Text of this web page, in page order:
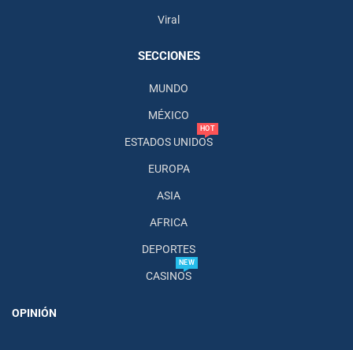
Viral
SECCIONES
MUNDO
MÉXICO
ESTADOS UNIDOS
HOT
EUROPA
ASIA
AFRICA
DEPORTES
CASINOS
NEW
OPINIÓN